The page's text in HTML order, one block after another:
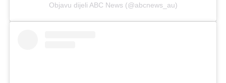
Objavu dijeli ABC News (@abcnews_au)